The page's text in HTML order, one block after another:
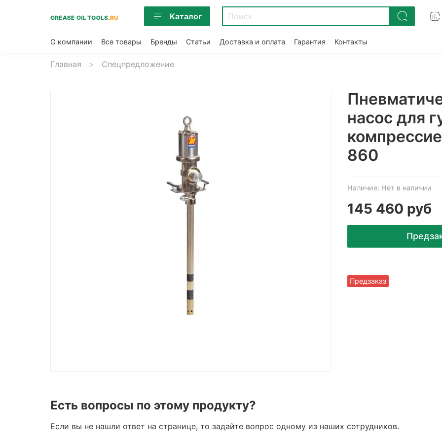
Каталог
О компании Все товары Бренды Статьи Доставка и оплата Гарантия Контакты
Главная Спецпредложение
Наличие: Нет в наличии
Предзаказ
насос для
860
145 460 руб
Есть вопросы по этому продукту?
Если вы не нашли ответ на странице, то задайте вопрос одному из наших сотрудников.